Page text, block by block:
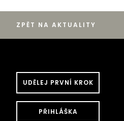
ZPĚT NA AKTUALITY
UDĚLEJ PRVNÍ KROK
PŘIHLÁŠKA